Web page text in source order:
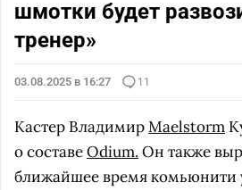
шмотки будет
тренер»
03.08.2025 в 16:27 11
Кастер ВладимирMaelstorm
о составеOdium. Он также
ближайшее время комьюнити